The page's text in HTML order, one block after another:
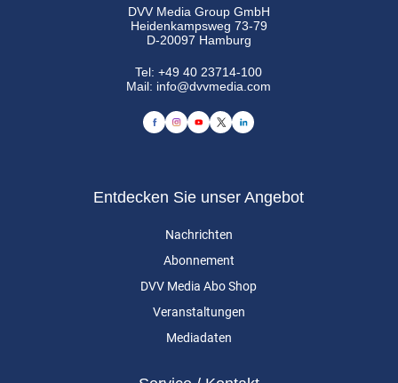
DVV Media Group GmbH
Heidenkampsweg 73-79
D-20097 Hamburg
Tel:+49 40 23714-100
Mail: info@dvvmedia.com
Entdecken Sie unser Angebot
Nachrichten
Abonnement
DVV Media Abo Shop
Veranstaltungen
Mediadaten